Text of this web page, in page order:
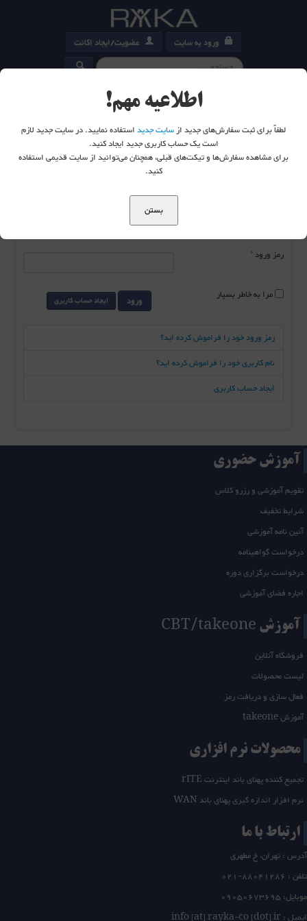
ورود به سایت عضویت/ایجاد اکانت
کارت خرید
شما اینجا هستید:خانه ورود به سایت
رمز ورود *
مرا به خاطر بسپار ورود ایجاد حساب کاربری
رمز ورود خود را فراموش کرده اید؟
نام کاربری خود را فراموش کرده اید؟
ایجاد حساب کاربری
آموزش حضوری
تقویم آموزشی و رزرو کلاس
شرایط تخفیف
آئین نامه آموزشی
درخواست گواهینامه
درخواست برگزاری دوره
اجاره فضای آموزشی
آموزش CBT/takeone
فروشگاه آنلاین
لیست محصولات
فعال سازی و دریافت رمز
آموزش takeone
محصولات نرم افزاری
تجمیع کننده پهنای باند اینترنت rITE
نرم افزار اندازه گیری پهنای باند WAN
ارتباط با ما
آدرس : تهران، خ مطهری
تلفن : 21-88041286
0
موبایل: 09050673695
ایمیل : info [at] rayka-co [dot] ir
اطلاعیه مهم!
لطفاً برای ثبت سفارش‌های جدید ازسایت جدیداستفاده نمایید. در سایت جدید لازم
است یک حساب کاربری جدید ایجاد کنید.
برای مشاهده سفارش‌ها و تیکت‌های قبلی، همچنان می‌توانید از سایت قدیمی استفاده
کنید.
بستن